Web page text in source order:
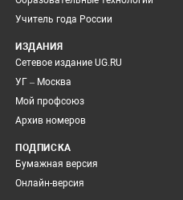
Учитель года России
ИЗДАНИЯ
Сетевое издание UG.RU
УГ – Москва
Мой профсоюз
Архив номеров
ПОДПИСКА
Бумажная версия
Онлайн-версия